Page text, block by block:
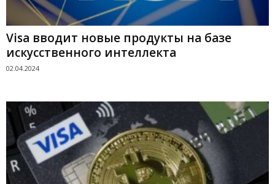
Visa вводит новые продукты на базе
искусственного интеллекта
02.04.2024